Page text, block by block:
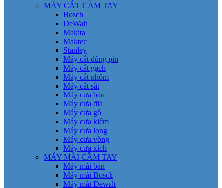
MÁY CẮT CẦM TAY
Bosch
DeWalt
Makita
Maktec
Stanley
Máy cắt dùng pin
Máy cắt gạch
Máy cắt nhôm
Máy cắt sắt
Máy cưa bàn
Máy cưa đĩa
Máy cưa gỗ
Máy cưa kiếm
Máy cưa lọng
Máy cưa vòng
Máy cưa xích
MÁY MÀI CẦM TAY
Máy mài bàn
Máy mài Bosch
Máy mài Dewalt